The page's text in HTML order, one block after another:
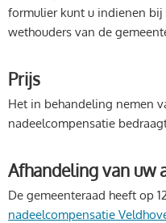
formulier kunt u indienen bij
wethouders van de
Prijs
Het in behandeling nemen
nadeelcompensatie
Afhandeling van uw
De gemeenteraad heeft op
nadeelcompensatie